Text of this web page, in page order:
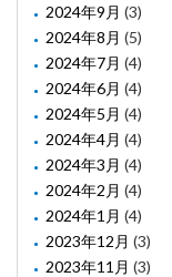
2024年9月 (3)
2024年8月 (5)
2024年7月 (4)
2024年6月 (4)
2024年5月 (4)
2024年4月 (4)
2024年3月 (4)
2024年2月 (4)
2024年1月 (4)
2023年12月 (3)
2023年11月 (3)